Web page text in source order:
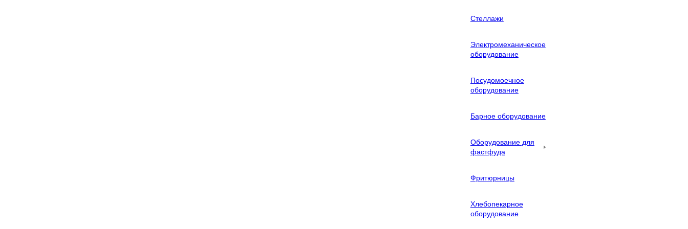
Стеллажи
Электромеханическое
оборудование
Посудомоечное
оборудование
Барное оборудование
Оборудование для
фастфуда
Фритюрницы
Хлебопекарное
оборудование